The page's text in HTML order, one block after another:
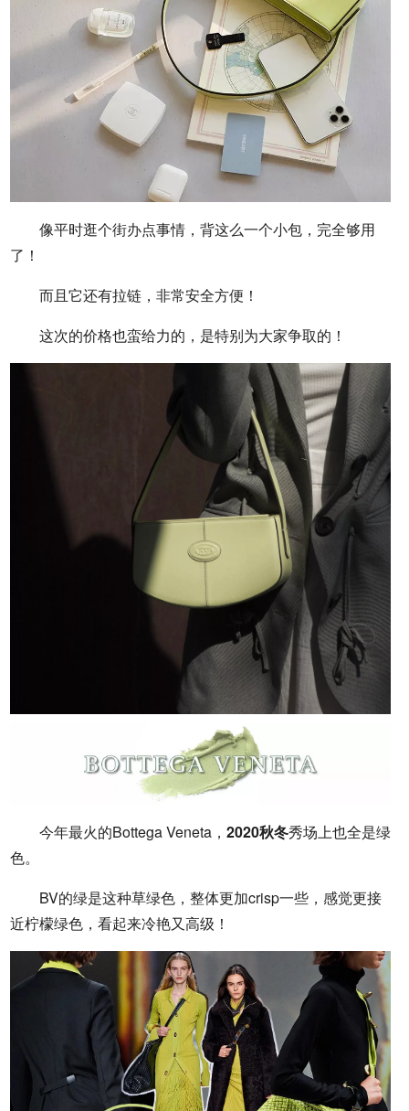
像平时逛个街办点事情，背这么一个小包，完全够用
了！
而且它还有拉链，非常安全方便！
这次的价格也蛮给力的，是特别为大家争取的！
今年最火的Bottega Veneta， 2020秋冬秀场上也全是绿
色。
BV的绿是这种草绿色，整体更加crisp一些，感觉更接
近柠檬绿色，看起来冷艳又高级！